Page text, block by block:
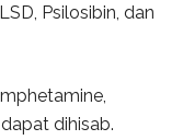
Psilosibin, dan
dihisab.